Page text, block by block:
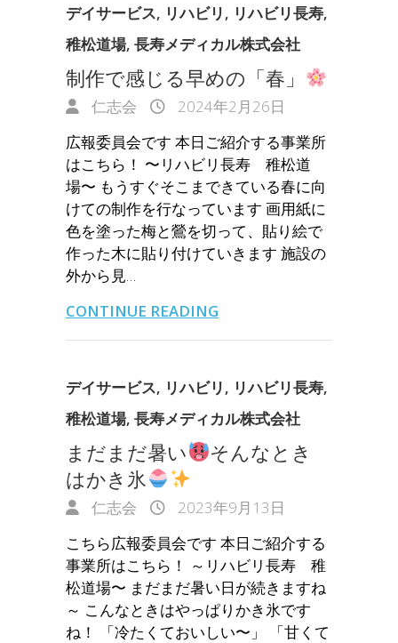
デイサービス, リハビリ, リハビリ長寿,
稚松道場, 長寿メディカル株式会社
制作で感じる早めの「春」
仁志会
2024年2月26日
広報委員会です 本日ご紹介する事業所
はこちら！ 〜リハビリ長寿 稚松道
場〜 もうすぐそこまできている春に向
けての制作を行なっています 画用紙に
色を塗った梅と鶯を切って、貼り絵で
作った木に貼り付けていきます 施設の
外から見…
CONTINUE READING
デイサービス, リハビリ, リハビリ長寿,
稚松道場, 長寿メディカル株式会社
まだまだ暑い
そんなとき
はかき氷
仁志会
2023年9月13日
こちら広報委員会です 本日ご紹介する
事業所はこちら！ ～リハビリ長寿 稚
松道場〜 まだまだ暑い日が続きますね
～ こんなときはやっぱりかき氷です
ね！ 「冷たくておいしい〜」 「甘くて